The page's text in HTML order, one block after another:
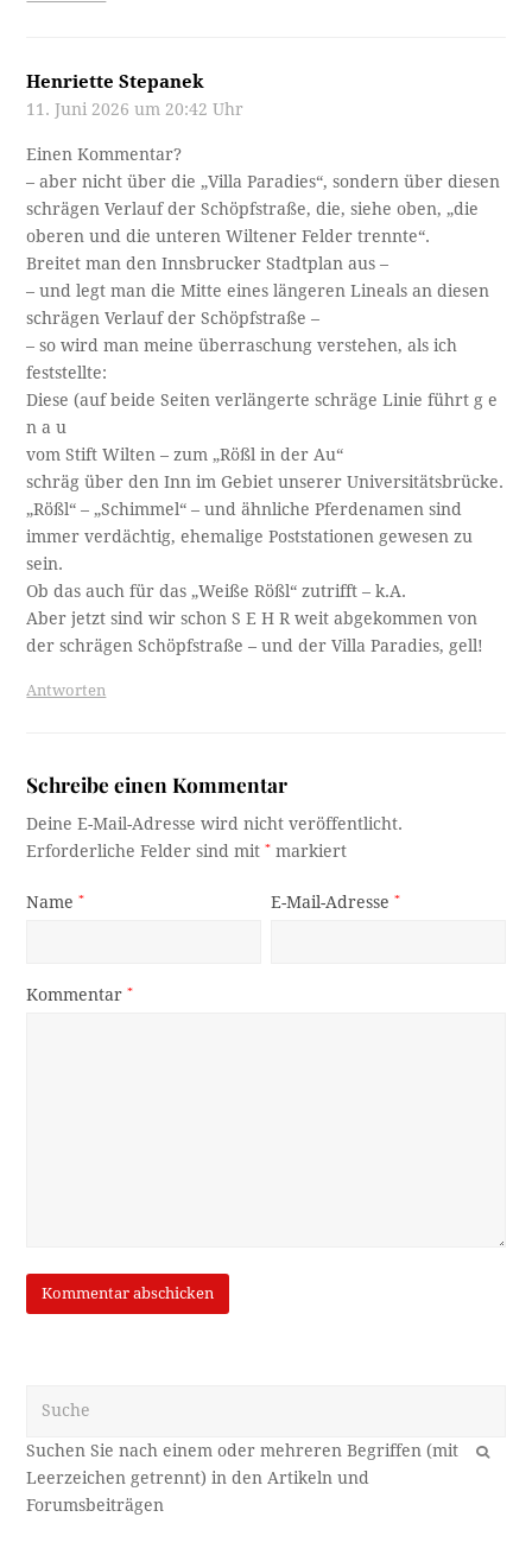
Henriette Stepanek
11. Juni 2026 um 20:42 Uhr
Einen Kommentar?
– aber nicht über die „Villa Paradies“, sondern über diesen
schrägen Verlauf der Schöpfstraße, die, siehe oben, „die
oberen und die unteren Wiltener Felder trennte“.
Breitet man den Innsbrucker Stadtplan aus –
– und legt man die Mitte eines längeren Lineals an diesen
schrägen Verlauf der Schöpfstraße –
– so wird man meine überraschung verstehen, als ich
feststellte:
Diese (auf beide Seiten verlängerte schräge Linie führt g e
n a u
vom Stift Wilten – zum „Rößl in der Au“
schräg über den Inn im Gebiet unserer Universitätsbrücke.
„Rößl“ – „Schimmel“ – und ähnliche Pferdenamen sind
immer verdächtig, ehemalige Poststationen gewesen zu
sein.
Ob das auch für das „Weiße Rößl“ zutrifft – k.A.
Aber jetzt sind wir schon S E H R weit abgekommen von
der schrägen Schöpfstraße – und der Villa Paradies, gell!
Antworten
Schreibe einen Kommentar
Deine E-Mail-Adresse wird nicht veröffentlicht.
Erforderliche Felder sind mit* markiert
Name* E-Mail-Adresse*
Kommentar*
OK